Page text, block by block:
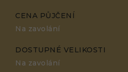
CENA PŮJČENÍ
Na zavolání
DOSTUPNÉ VELIKOSTI
Na zavolání